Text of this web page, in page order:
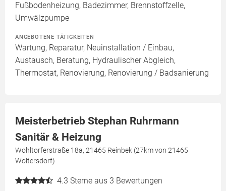
Fußbodenheizung, Badezimmer, Brennstoffzelle,
Umwälzpumpe
ANGEBOTENE TÄTIGKEITEN
Wartung, Reparatur, Neuinstallation / Einbau,
Austausch, Beratung, Hydraulischer Abgleich,
Thermostat, Renovierung, Renovierung / Badsanierung
Meisterbetrieb Stephan Ruhrmann
Sanitär & Heizung
Wohltorferstraße 18a, 21465 Reinbek (27km von 21465
Woltersdorf)
4.3 Sterne aus 3 Bewertungen